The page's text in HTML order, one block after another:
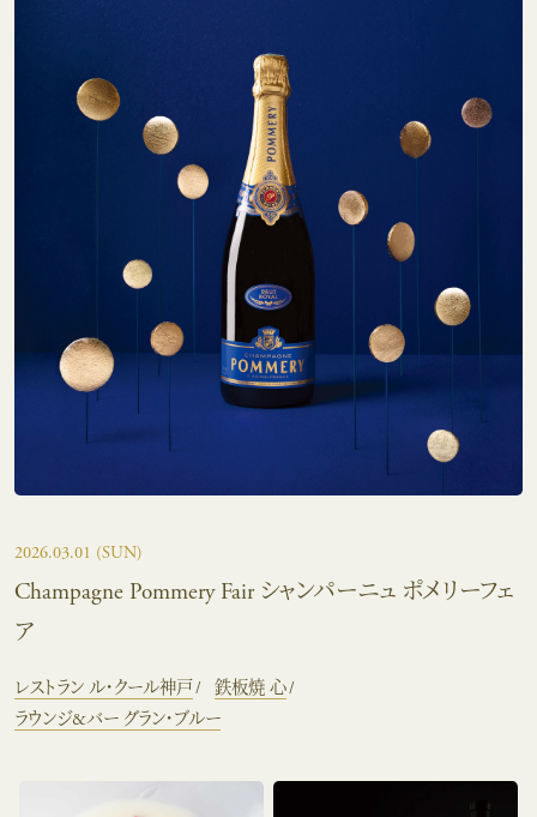
2026.03.01 (SUN)
Champagne Pommery Fair シャンパーニュ ポメリーフェ
ア
レストラン ル・クール神戸
鉄板焼 心
ラウンジ&バー グラン・ブルー